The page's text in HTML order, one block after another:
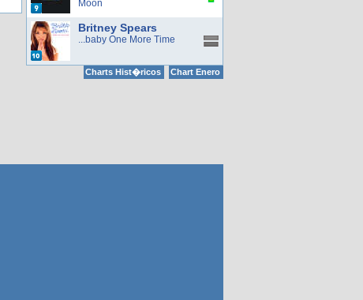
Moon
Britney Spears
...baby One More Time
Charts Hist�ricos Chart Enero